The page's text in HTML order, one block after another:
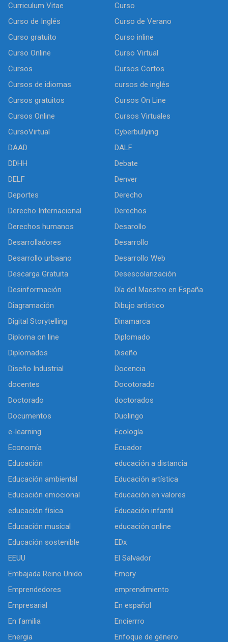
Curriculum Vitae
Curso
Curso de Inglés
Curso de Verano
Curso gratuito
Curso inline
Curso Online
Curso Virtual
Cursos
Cursos Cortos
Cursos de idiomas
cursos de inglés
Cursos gratuitos
Cursos On Line
Cursos Online
Cursos Virtuales
CursoVirtual
Cyberbullying
DAAD
DALF
DDHH
Debate
DELF
Denver
Deportes
Derecho
Derecho Internacional
Derechos
Derechos humanos
Desarollo
Desarrolladores
Desarrollo
Desarrollo urbaano
Desarrollo Web
Descarga Gratuita
Desescolarización
Desinformación
Día del Maestro en España
Diagramación
Dibujo artìstico
Digital Storytelling
Dinamarca
Diploma on line
Diplomado
Diplomados
Diseño
Diseño Industrial
Docencia
docentes
Docotorado
Doctorado
doctorados
Documentos
Duolingo
e-learning.
Ecología
Economía
Ecuador
Educación
educación a distancia
Educación ambiental
Educación artística
Educación emocional
Educación en valores
educación física
Educación infantil
Educación musical
educación online
Educación sostenible
EDx
EEUU
El Salvador
Embajada Reino Unido
Emory
Emprendedores
emprendimiento
Empresarial
En español
En familia
Encierrro
Energia
Enfoque de género